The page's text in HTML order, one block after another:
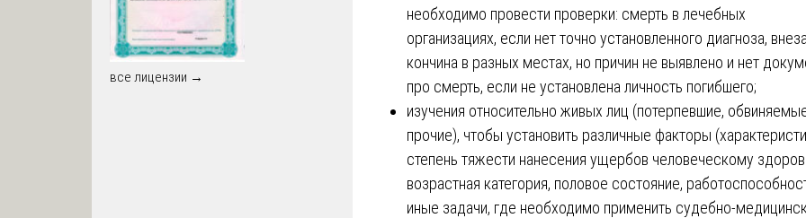
необходимо провести проверки: смерть в лечебных
организациях, если нет точно установленного диагноза,
кончина в разных местах, но причин не выявлено и нет
про смерть, если не установлена личность погибшего;
изучения относительно живых лиц (потерпевшие,
прочие), чтобы установить различные факторы
степень тяжести нанесения ущербов человеческому
возрастная категория, половое состояние,
иные задачи, где необходимо применить судебно-
все лицензии →